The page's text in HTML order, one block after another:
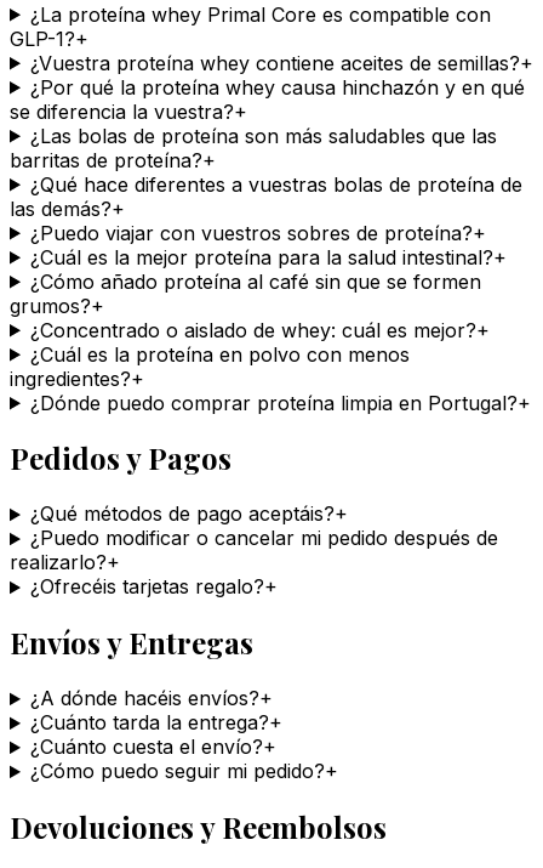
¿La proteína whey Primal Core es compatible con
GLP-1?+
¿Vuestra proteína whey contiene aceites de semillas?+
¿Por qué la proteína whey causa hinchazón y en qué
se diferencia la vuestra?+
¿Las bolas de proteína son más saludables que las
barritas de proteína?+
¿Qué hace diferentes a vuestras bolas de proteína de
las demás?+
¿Puedo viajar con vuestros sobres de proteína?+
¿Cuál es la mejor proteína para la salud intestinal?+
¿Cómo añado proteína al café sin que se formen
grumos?+
¿Concentrado o aislado de whey: cuál es mejor?+
¿Cuál es la proteína en polvo con menos
ingredientes?+
¿Dónde puedo comprar proteína limpia en Portugal?+
Pedidos y Pagos
¿Qué métodos de pago aceptáis?+
¿Puedo modificar o cancelar mi pedido después de
realizarlo?+
¿Ofrecéis tarjetas regalo?+
Envíos y Entregas
¿A dónde hacéis envíos?+
¿Cuánto tarda la entrega?+
¿Cuánto cuesta el envío?+
¿Cómo puedo seguir mi pedido?+
Devoluciones y Reembolsos